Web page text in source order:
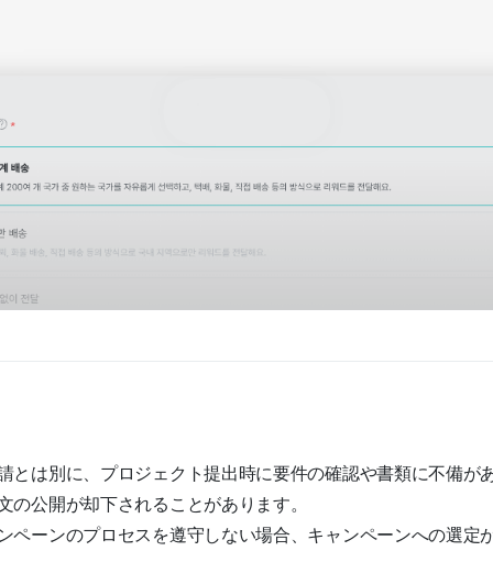
とは別に、プロジェクト提出時に要件の確認や書類に不備が
の公開が却下されることがあります。
ペーンのプロセスを遵守しない場合、キャンペーンへの選定